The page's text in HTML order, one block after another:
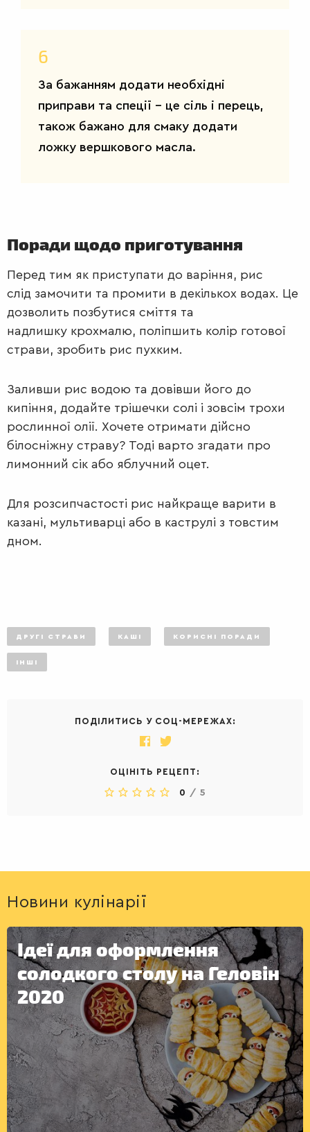
ДЕСЕРТИ
6
За бажанням додати необхідні
приправи та спеції – це сіль і перець,
також бажано для смаку додати
ложку вершкового масла.
Поради щодо приготування
Перед тим як приступати до варіння, рис
слід замочити та промити в декількох водах. Це
дозволить позбутися сміття та
надлишку крохмалю, поліпшить колір готової
страви, зробить рис пухким.
Заливши рис водою та довівши його до
кипіння, додайте трішечки солі і зовсім трохи
рослинної олії. Хочете отримати дійсно
білосніжну страву? Тоді варто згадати про
лимонний сік або яблучний оцет.
Для розсипчастості рис найкраще варити в
казані, мультиварці або в каструлі з товстим
дном.
ДРУГІ СТРАВИ КАШІ КОРИСНІ ПОРАДИ
ІНШІ
ПОДІЛИТИСЬ У СОЦ-МЕРЕЖАХ:
ОЦІНІТЬ РЕЦЕПТ:
0 / 5
Новини кулінарії
Ідеї для оформлення
солодкого столу на Геловін
2020